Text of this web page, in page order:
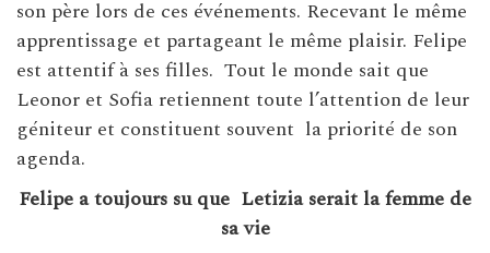
son père lors de ces événements. Recevant le même
apprentissage et partageant le même plaisir. Felipe
est attentif à ses filles. Tout le monde sait que
Leonor et Sofia retiennent toute l’attention de leur
géniteur et constituent souvent la priorité de son
agenda.
Felipe a toujours su que Letizia serait la femme de
sa vie